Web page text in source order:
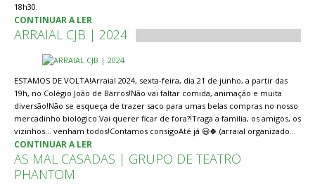
18h30.
CONTINUAR A LER
ARRAIAL CJB | 2024
ESTAMOS DE VOLTA!Arraial 2024, sexta-feira, dia 21 de junho, a partir das
19h, no Colégio João de Barros!Não vai faltar comida, animação e muita
diversão!Não se esqueça de trazer saco para umas belas compras no nosso
mercadinho biológico.Vai querer ficar de fora?!Traga a família, os amigos, os
vizinhos… venham todos!Contamos consigoAté já 😃🍀 (arraial organizado…
CONTINUAR A LER
AS MAL CASADAS | GRUPO DE TEATRO
PHANTOM